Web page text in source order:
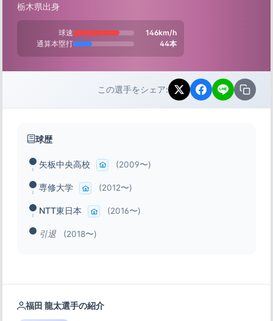
栃木県出身
球速
146km/h
通算本塁打
44本
この選手をシェア:
球歴
矢板中央高校 (2009〜)
専修大学 (2012〜)
NTT東日本 (2016〜)
引退 (2018〜)
福田 龍太選手の紹介